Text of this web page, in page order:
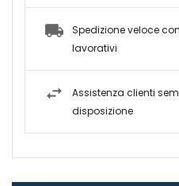
Spedizione veloce
lavorativi
Assistenza clienti
disposizione